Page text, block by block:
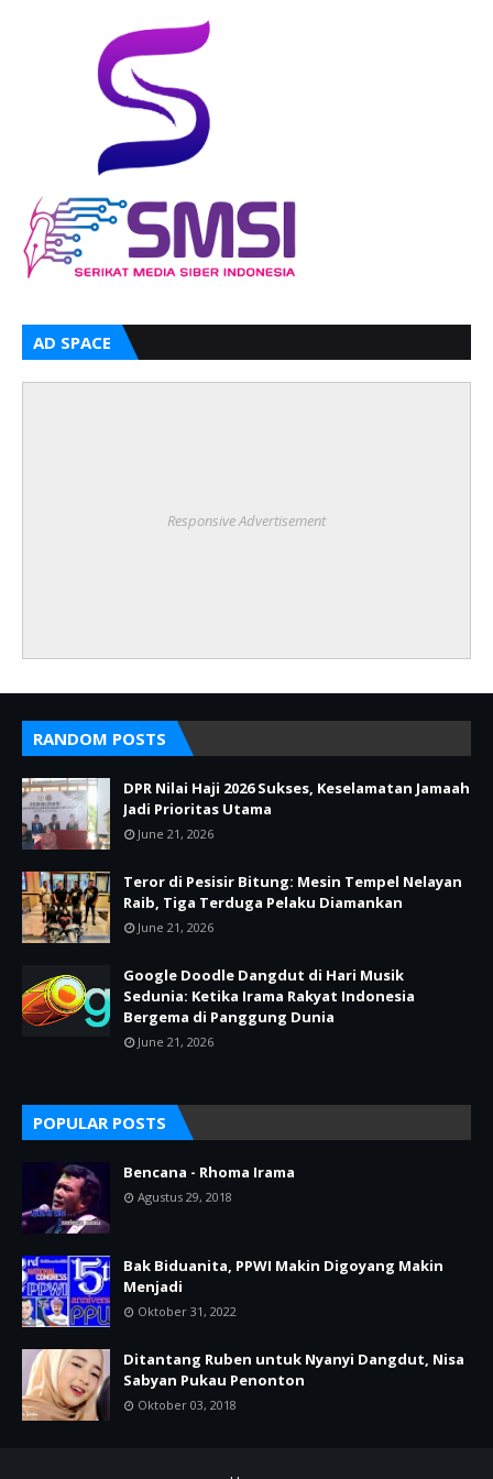
AD SPACE
Responsive Advertisement
RANDOM POSTS
DPR Nilai Haji 2026 Sukses, Keselamatan Jamaah
Jadi Prioritas Utama
June 21, 2026
Teror di Pesisir Bitung: Mesin Tempel Nelayan
Raib, Tiga Terduga Pelaku Diamankan
June 21, 2026
Google Doodle Dangdut di Hari Musik
Sedunia: Ketika Irama Rakyat Indonesia
Bergema di Panggung Dunia
June 21, 2026
POPULAR POSTS
Bencana - Rhoma Irama
Agustus 29, 2018
Bak Biduanita, PPWI Makin Digoyang Makin
Menjadi
Oktober 31, 2022
Ditantang Ruben untuk Nyanyi Dangdut, Nisa
Sabyan Pukau Penonton
Oktober 03, 2018